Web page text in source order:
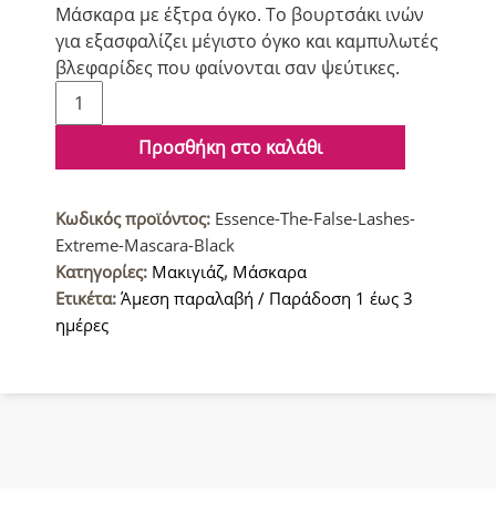
Μάσκαρα με έξτρα όγκο. Το βουρτσάκι ινών
για εξασφαλίζει μέγιστο όγκο και καμπυλωτές
βλεφαρίδες που φαίνονται σαν ψεύτικες.
Essence
The
Lashes
Μάσκαρα
για
Καμπύλη
&
Όγκο
Προσθήκη στο καλάθι
Κωδικός προϊόντος: Essence-The-False-Lashes-
Extreme-Mascara-Black
Κατηγορίες: Μακιγιάζ, Μάσκαρα
Ετικέτα: Άμεση παραλαβή / Παράδοση 1 έως 3
ημέρες